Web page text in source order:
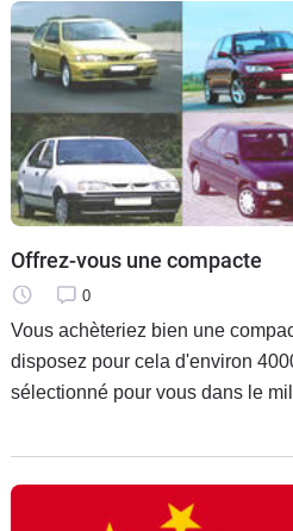
Offrez-vous une compacte
0
Vous achèteriez bien une
disposez pour cela d'environ
sélectionné pour vous dans le
306, Renault 19 et Volkswagen
vous serez mieux armé pour